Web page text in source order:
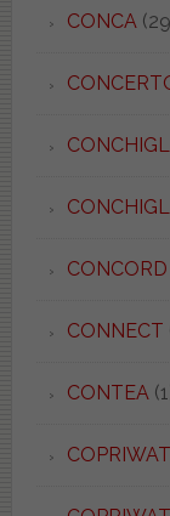
CONCA
CONCORD
CONNECT
CONTEA